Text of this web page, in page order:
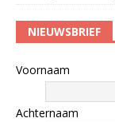
NIEUWSBRIEF
Voornaam
Achternaam